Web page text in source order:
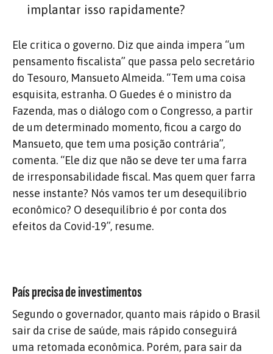
implantar isso rapidamente?
Ele critica o governo. Diz que ainda impera “um
pensamento fiscalista” que passa pelo secretário
do Tesouro, Mansueto Almeida. “Tem uma coisa
esquisita, estranha. O Guedes é o ministro da
Fazenda, mas o diálogo com o Congresso, a partir
de um determinado momento, ficou a cargo do
Mansueto, que tem uma posição contrária”,
comenta. “Ele diz que não se deve ter uma farra
de irresponsabilidade fiscal. Mas quem quer farra
nesse instante? Nós vamos ter um desequilíbrio
econômico? O desequilíbrio é por conta dos
efeitos da Covid-19”, resume.
País precisa de investimentos
Segundo o governador, quanto mais rápido o Brasil
sair da crise de saúde, mais rápido conseguirá
uma retomada econômica. Porém, para sair da